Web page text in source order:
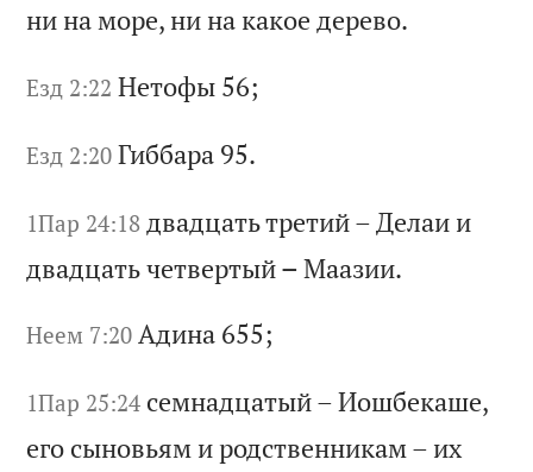
ни наморе, ни на какое дерево.
Езд 2:22 Нетофы 56;
Езд 2:20 Гиббара 95.
1Пар 24:18 двадцатьтретий– Делаи и
двадцатьчетвертый– Маазии.
Неем 7:20 Адина 655;
1Пар 25:24 семнадцатый–Иошбекаше,
его сыновьям иродственникам– их